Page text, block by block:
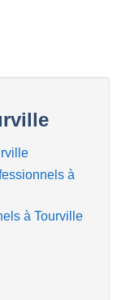
à
à Tourville